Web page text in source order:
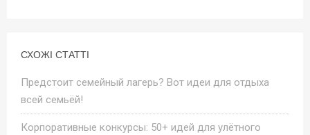
СХОЖІ СТАТТІ
Предстоит семейный лагерь? Вот идеи для отдыха
всей семьёй!
Корпоративные конкурсы: 50+ идей для улётного